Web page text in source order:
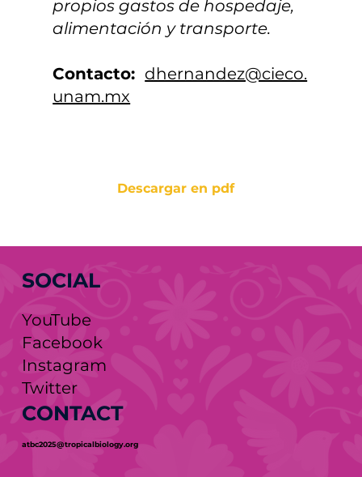
propios gastos de hospedaje,
alimentación y transporte.
Contacto: dhernandez@cieco.
unam.mx
Descargar en pdf
SOCIAL
Facebook
Instagram
Twitter
YouTube
CONTACT
atbc2025@tropicalbiology.org